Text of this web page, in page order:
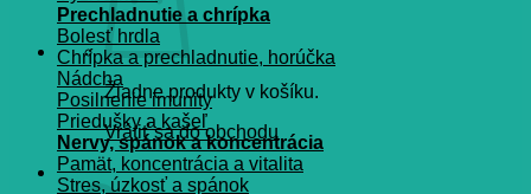
Žiadne produkty v košíku.
Vrátiť sa do obchodu
Košík
Prechladnutie a chrípka
Bolesť hrdla
Chrípka a prechladnutie, horúčka
Nádcha
Posilnenie imunity
Priedušky a kašeľ
Nervy, spánok a koncentrácia
Pamät, koncentrácia a vitalita
Stres, úzkosť a spánok